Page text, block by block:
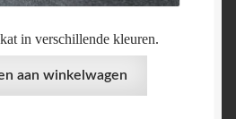
in verschillende kleuren.
aan winkelwagen